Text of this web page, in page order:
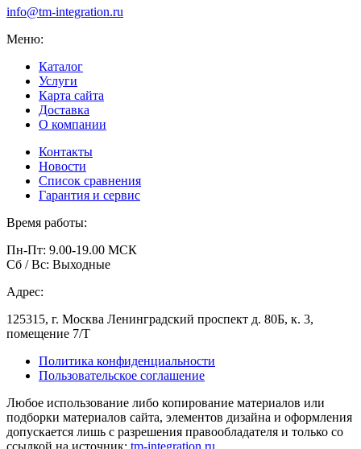
info@tm-integration.ru
Меню:
Каталог
Услуги
Карта сайта
Доставка
О компании
Контакты
Новости
Список сравнения
Гарантия и сервис
Время работы:
Пн-Пт: 9.00-19.00 МСК
Сб / Вс: Выходные
Адрес:
125315, г. Москва Ленинградский проспект д. 80Б, к. 3,
помещение 7/Т
Политика конфиденциальности
Пользовательское соглашение
Любое использование либо копирование материалов или
подборки материалов сайта, элементов дизайна и оформления
допускается лишь с разрешения правообладателя и только со
ссылкой на источник: tm-integration.ru